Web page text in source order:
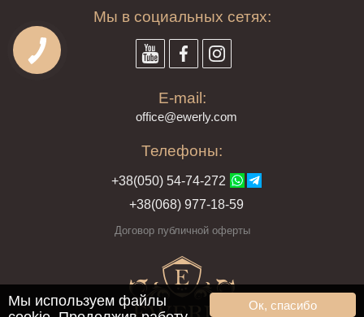
Мы в социальных сетях:
E-mail:
office@ewerly.com
Телефоны:
+38(050) 54-74-272
+38(068) 977-18-59
Договор публичной оферты
Ок, спасибо
Мы используем файлы